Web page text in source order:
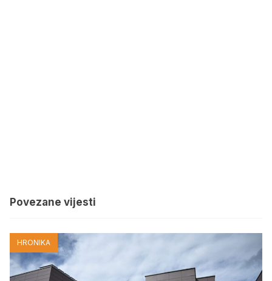
Povezane vijesti
HRONIKA